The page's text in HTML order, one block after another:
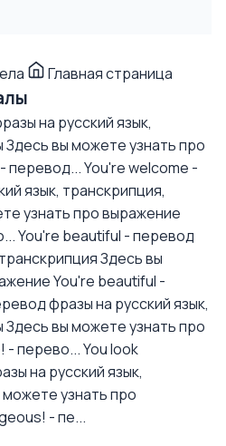
Главная страница
на русский язык,
Здесь вы можете узнать про
перевод...You're welcome -
язык, транскрипция,
узнать про выражение
You're beautiful - перевод
Здесь вы
You're beautiful -
фразы на русский язык,
Здесь вы можете узнать про
- перево...You look
на русский язык,
узнать про
- пе...